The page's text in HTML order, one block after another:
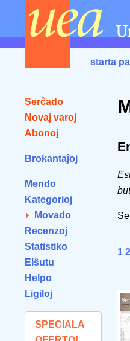
starta
Serĉado
Novaj varoj
Abonoj
Brokantaĵoj
Mendo
Kategorioj
Movado
Recenzoj
Statistiko
Elŝutu
Helpo
Ligiloj
SPECIALA
1 2